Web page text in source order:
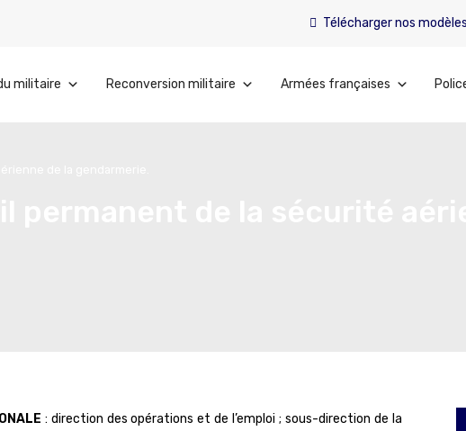
Télécharger nos modèles
militaire Reconversion militaire Armées françaises
: direction des opérations et de l’emploi ; sous-direction de la